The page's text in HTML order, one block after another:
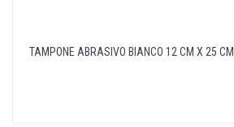
TAMPONE ABRASIVO BIANCO 12 CM X 25 CM